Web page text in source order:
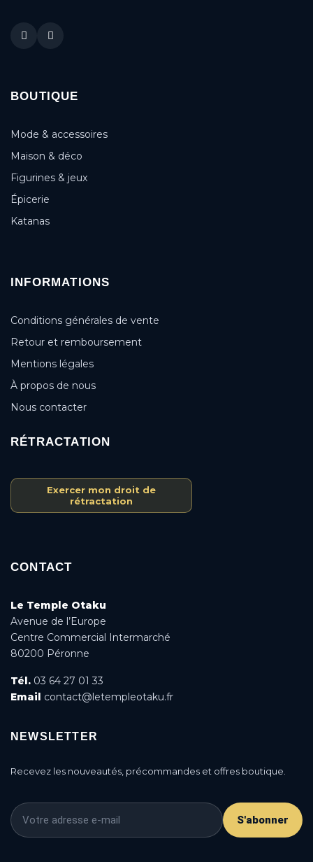
BOUTIQUE
Mode & accessoires
Maison & déco
Figurines & jeux
Épicerie
Katanas
INFORMATIONS
Conditions générales de vente
Retour et remboursement
Mentions légales
À propos de nous
Nous contacter
RÉTRACTATION
Exercer mon droit de
rétractation
CONTACT
Le Temple Otaku
Avenue de l’Europe
Centre Commercial Intermarché
80200 Péronne
Tél. 03 64 27 01 33
Email contact@letempleotaku.fr
NEWSLETTER
Recevez les nouveautés, précommandes et offres boutique.
S'abonner